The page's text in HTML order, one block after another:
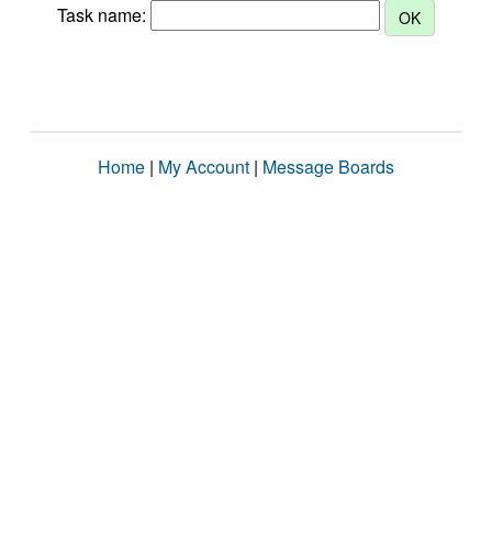
Task name:
Home | My Account | Message Boards